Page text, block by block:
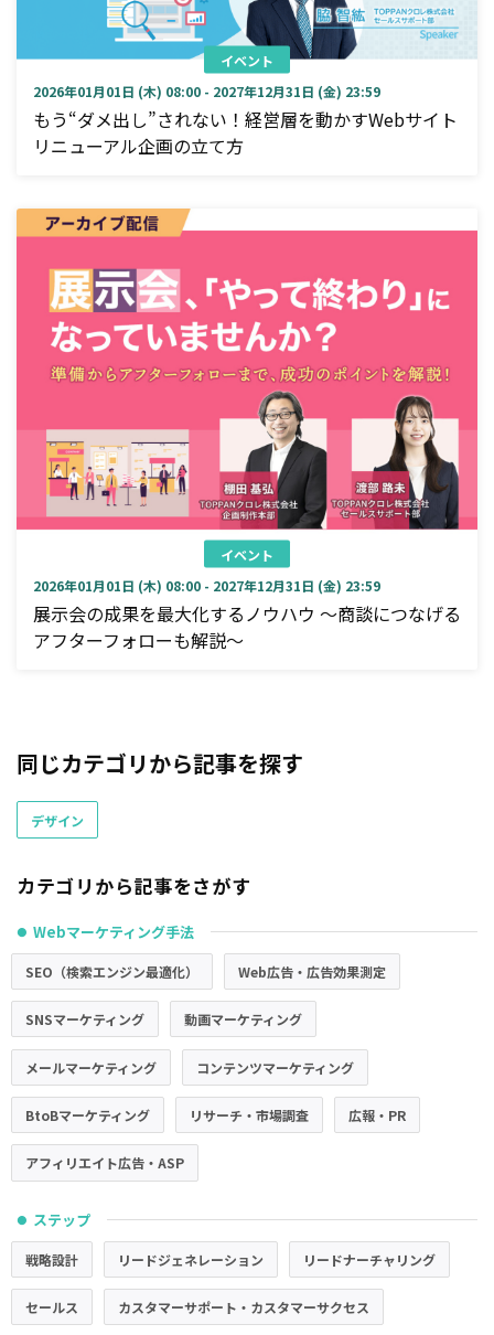
イベント
2026年01月01日 (木) 08:00 - 2027年12月31日 (金) 23:59
もう“ダメ出し”されない！経営層を動かすWebサイト
リニューアル企画の立て方
イベント
2026年01月01日 (木) 08:00 - 2027年12月31日 (金) 23:59
展示会の成果を最大化するノウハウ ～商談につなげる
アフターフォローも解説～
同じカテゴリから記事を探す
デザイン
カテゴリから記事をさがす
● Webマーケティング手法
SEO（検索エンジン最適化） Web広告・広告効果測定
SNSマーケティング 動画マーケティング
メールマーケティング コンテンツマーケティング
BtoBマーケティング リサーチ・市場調査 広報・PR
アフィリエイト広告・ASP
● ステップ
戦略設計 リードジェネレーション リードナーチャリング
セールス カスタマーサポート・カスタマーサクセス